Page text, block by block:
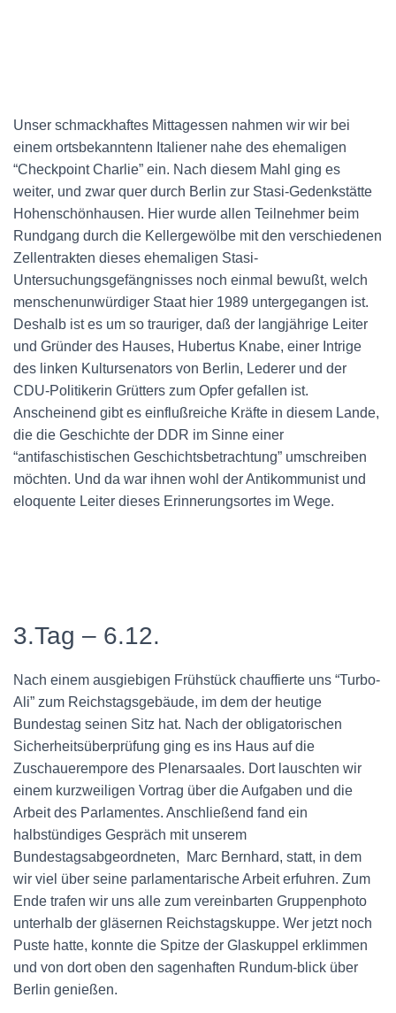
Unser schmackhaftes Mittagessen nahmen wir wir bei
einem ortsbekanntenn Italiener nahe des ehemaligen
“Checkpoint Charlie” ein. Nach diesem Mahl ging es
weiter, und zwar quer durch Berlin zur Stasi-Gedenkstätte
Hohenschönhausen. Hier wurde allen Teilnehmer beim
Rundgang durch die Kellergewölbe mit den verschiedenen
Zellentrakten dieses ehemaligen Stasi-
Untersuchungsgefängnisses noch einmal bewußt, welch
menschenunwürdiger Staat hier 1989 untergegangen ist.
Deshalb ist es um so trauriger, daß der langjährige Leiter
und Gründer des Hauses, Hubertus Knabe, einer Intrige
des linken Kultursenators von Berlin, Lederer und der
CDU-Politikerin Grütters zum Opfer gefallen ist.
Anscheinend gibt es einflußreiche Kräfte in diesem Lande,
die die Geschichte der DDR im Sinne einer
“antifaschistischen Geschichtsbetrachtung” umschreiben
möchten. Und da war ihnen wohl der Antikommunist und
eloquente Leiter dieses Erinnerungsortes im Wege.
3.Tag – 6.12.
Nach einem ausgiebigen Frühstück chauffierte uns “Turbo-
Ali” zum Reichstagsgebäude, im dem der heutige
Bundestag seinen Sitz hat. Nach der obligatorischen
Sicherheitsüberprüfung ging es ins Haus auf die
Zuschauerempore des Plenarsaales. Dort lauschten wir
einem kurzweiligen Vortrag über die Aufgaben und die
Arbeit des Parlamentes. Anschließend fand ein
halbstündiges Gespräch mit unserem
Bundestagsabgeordneten, Marc Bernhard, statt, in dem
wir viel über seine parlamentarische Arbeit erfuhren. Zum
Ende trafen wir uns alle zum vereinbarten Gruppenphoto
unterhalb der gläsernen Reichstagskuppe. Wer jetzt noch
Puste hatte, konnte die Spitze der Glaskuppel erklimmen
und von dort oben den sagenhaften Rundum-blick über
Berlin genießen.